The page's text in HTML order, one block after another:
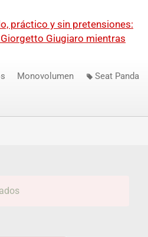
práctico y sin pretensiones:
Giugiaro mientras
Monovolumen Seat Panda